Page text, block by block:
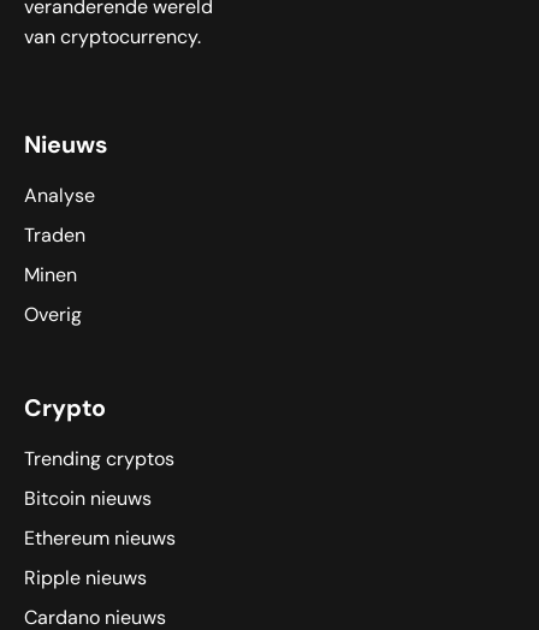
veranderende wereld
van cryptocurrency.
Nieuws
Analyse
Traden
Minen
Overig
Crypto
Trending cryptos
Bitcoin nieuws
Ethereum nieuws
Ripple nieuws
Cardano nieuws